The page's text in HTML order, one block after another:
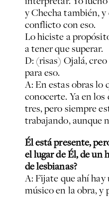
y Checha también,
conflicto con eso.
Lo hiciste a
a tener que superar.
D: (risas) Ojalá,
para eso.
A: En estas obras lo
conocerte. Ya en los
tres, pero siempre
trabajando, aunque
Él está presente,
el lugar de Él, de un
de lesbianas?
A: Fijate que ahí hay
músico en la obra, y